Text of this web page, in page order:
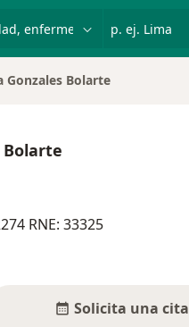
Gonzales Bolarte
Bolarte
RNE: 33325
Solicita una cita